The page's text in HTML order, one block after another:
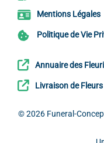
Mentions Légales
Politique de Vie
Annuaire des
Livraison de
© 2026 Funeral-